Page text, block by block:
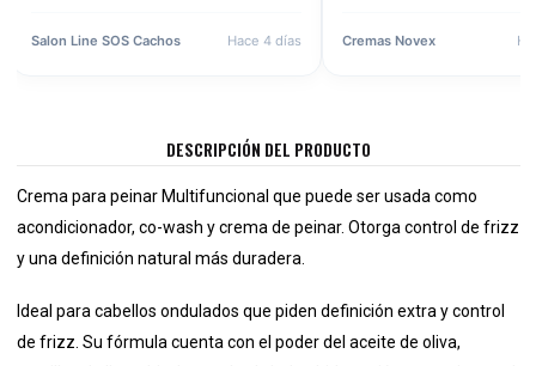
Salon Line SOS Cachos Hace 4 días Cremas Novex
DESCRIPCIÓN DEL PRODUCTO
Crema para peinar Multifuncional que puede ser usada como
acondicionador, co-wash y crema de peinar. Otorga control de frizz
y una definición natural más duradera.
Ideal para cabellos ondulados que piden definición extra y control
de frizz. Su fórmula cuenta con el poder del aceite de oliva,